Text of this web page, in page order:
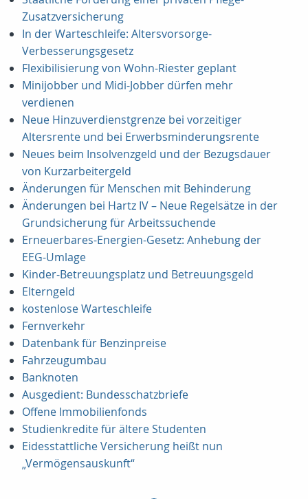
Zusatzversicherung
In der Warteschleife: Altersvorsorge-
Verbesserungsgesetz
Flexibilisierung von Wohn-Riester geplant
Minijobber und Midi-Jobber dürfen mehr
verdienen
Neue Hinzuverdienstgrenze bei vorzeitiger
Altersrente und bei Erwerbsminderungsrente
Neues beim Insolvenzgeld und der Bezugsdauer
von Kurzarbeitergeld
Änderungen für Menschen mit Behinderung
Änderungen bei Hartz IV – Neue Regelsätze in der
Grundsicherung für Arbeitssuchende
Erneuerbares-Energien-Gesetz: Anhebung der
EEG-Umlage
Kinder-Betreuungsplatz und Betreuungsgeld
Elterngeld
kostenlose Warteschleife
Fernverkehr
Datenbank für Benzinpreise
Fahrzeugumbau
Banknoten
Ausgedient: Bundesschatzbriefe
Offene Immobilienfonds
Studienkredite für ältere Studenten
Eidesstattliche Versicherung heißt nun
„Vermögensauskunft“